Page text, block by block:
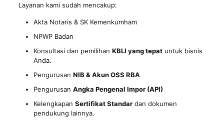
Layanan kami sudah mencakup:
Akta Notaris & SK Kemenkumham
NPWP Badan
Konsultasi dan pemilihan KBLI yang tepatuntuk bisnis
Anda.
Pengurusan NIB & Akun OSS RBA
Pengurusan Angka Pengenal Impor (API)
Kelengkapan Sertifikat Standardan dokumen
pendukung lainnya.